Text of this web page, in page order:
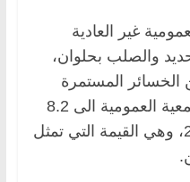
غير العادية
والصلب بحلوان،
الخسائر المستمرة
والتي وصلت وفقًا لقرار الجمعية العمومية الى 8.2
مليار جنيه في 30 يونيو 2020، وهي القيمة التي تمثل